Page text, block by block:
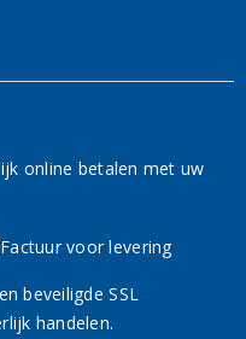
online betalen met uw
beveiligde SSL
handelen.